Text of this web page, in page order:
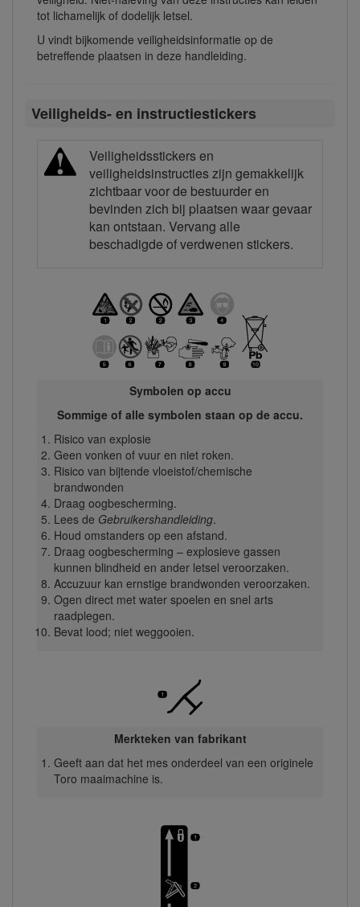
tot lichamelijk of dodelijk letsel.
U vindt bijkomende veiligheidsinformatie op de
betreffende plaatsen in deze handleiding.
Veiligheids- en instructiestickers
Veiligheidsstickers en
veiligheidsinstructies zijn gemakkelijk
zichtbaar voor de bestuurder en
bevinden zich bij plaatsen waar gevaar
kan ontstaan. Vervang alle
beschadigde of verdwenen stickers.
Symbolen op accu
Sommige of alle symbolen staan op de accu.
Risico van explosie
Geen vonken of vuur en niet roken.
Risico van bijtende vloeistof/chemische
brandwonden
Draag oogbescherming.
Lees de Gebruikershandleiding.
Houd omstanders op een afstand.
Draag oogbescherming – explosieve gassen
kunnen blindheid en ander letsel veroorzaken.
Accuzuur kan ernstige brandwonden veroorzaken.
Ogen direct met water spoelen en snel arts
raadplegen.
Bevat lood; niet weggooien.
Merkteken van fabrikant
Geeft aan dat het mes onderdeel van een originele
Toro maaimachine is.